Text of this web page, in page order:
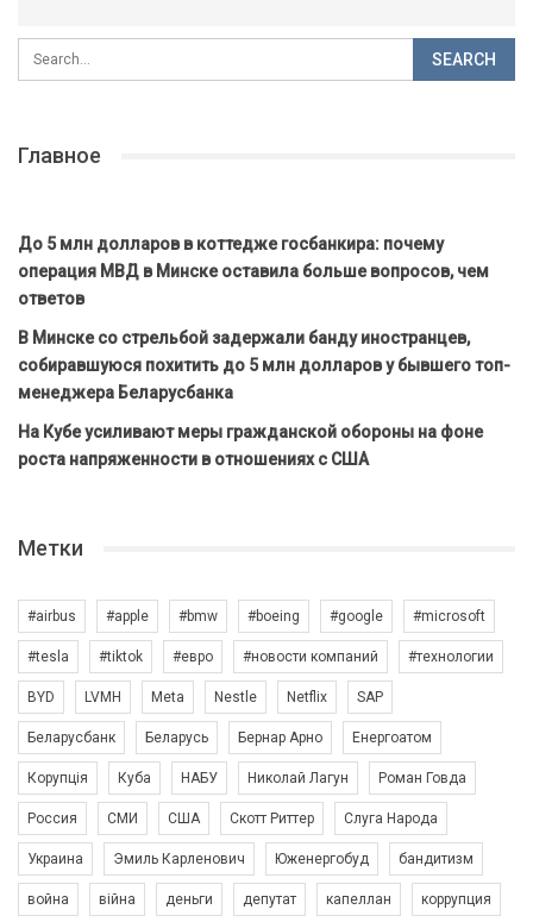
Главное
До 5 млн долларов в коттедже госбанкира: почему
операция МВД в Минске оставила больше вопросов, чем
ответов
В Минске со стрельбой задержали банду иностранцев,
собиравшуюся похитить до 5 млн долларов у бывшего топ-
менеджера Беларусбанка
На Кубе усиливают меры гражданской обороны на фоне
роста напряженности в отношениях с США
Метки
#airbus #apple #bmw #boeing #google #microsoft
#tesla #tiktok #евро #новости компаний #технологии
BYD LVMH Meta Nestle Netflix SAP
Беларусбанк Беларусь Бернар Арно Енергоатом
Корупція Куба НАБУ Николай Лагун Роман Говда
Россия СМИ США Скотт Риттер Слуга Народа
Украина Эмиль Карленович Юженергобуд бандитизм
война війна деньги депутат капеллан коррупция